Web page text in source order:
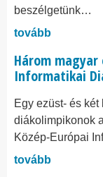
beszélgetünk…
tovább
Három magyar
Informatikai
Egy ezüst- és
diákolimpikonok
Közép-Európai
tovább